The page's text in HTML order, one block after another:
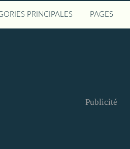
PRINCIPALES PAGES
Publicité